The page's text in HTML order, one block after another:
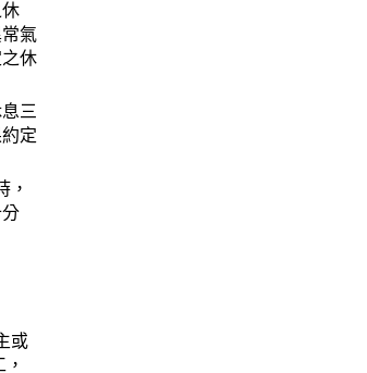
氣
休
三
定
，
或